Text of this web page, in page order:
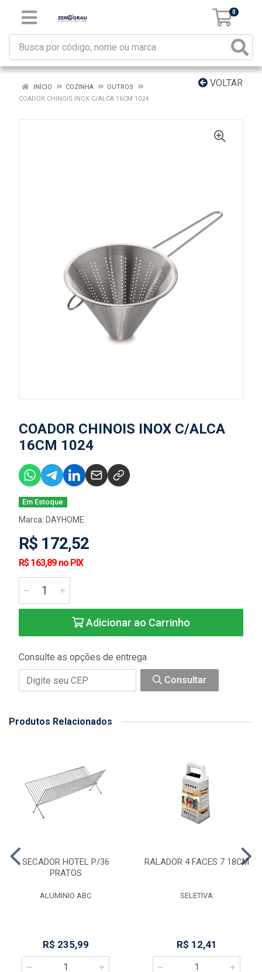
0
VOLTAR
INÍCIO COZINHA
OUTROS
COADOR CHINOIS INOX C/ALCA 16CM 1024
COADOR CHINOIS INOX C/ALCA
16CM 1024
Em Estoque
Marca: DAYHOME
R$ 172,52
R$ 163,89 no PIX
Adicionar ao Carrinho
Consulte as opções de entrega
Consultar
Produtos Relacionados
SECADOR HOTEL P/36
PRATOS
ALUMINIO ABC
R$ 235,99
RALADOR 4 FACES 7 18CM
SELETIVA
R$ 12,41